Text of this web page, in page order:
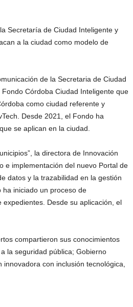
Secretaría de Ciudad Inteligente y
a la ciudad como modelo de
de la Secretaria de Ciudad
Córdoba Ciudad Inteligente que
como ciudad referente y
Desde 2021, el Fondo ha
se aplican en la ciudad.
la directora de Innovación
e implementación del nuevo Portal de
datos y la trazabilidad en la gestión
iniciado un proceso de
Desde su aplicación, el
compartieron sus conocimientos
la seguridad pública; Gobierno
con inclusión tecnológica,